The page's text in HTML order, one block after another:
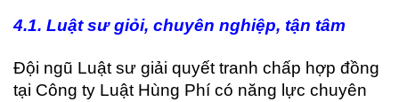
4.1. Luật sư giỏi, chuyên nghiệp, tận tâm
Đội ngũ Luật sư giải quyết tranh chấp hợp đồng
tại Công ty Luật Hùng Phí có năng lực chuyên